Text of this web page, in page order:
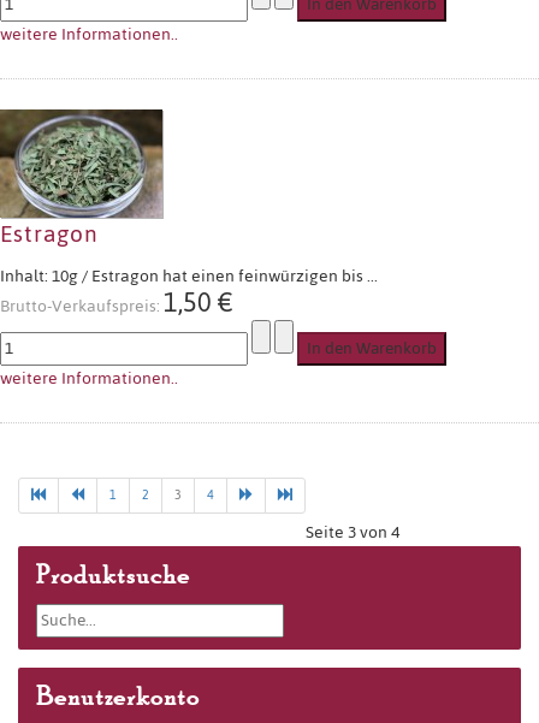
weitere Informationen..
Estragon
Inhalt: 10g / Estragon hat einen feinwürzigen bis ...
Brutto-Verkaufspreis:1,50 €
weitere Informationen..
1 2 3 4
Seite 3 von 4
Produktsuche
Benutzerkonto